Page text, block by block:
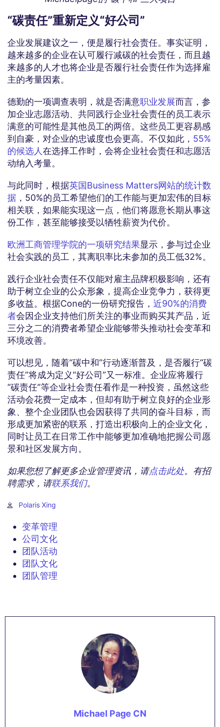
“碳责任”重新定义“好公司”
企业发展建议之一，便是履行社会责任。事实证明，
越来越多的企业在认可履行减碳的社会责任，而且越
来越多的人才也将企业是否履行社会责任作为选择雇
主的考量因素。
德勤的一项调查表明，就是否满意职业发展而言，参
加企业志愿活动、共同践行企业社会责任的员工表示
满意的可能性是其他员工的两倍。这些员工更容易感
到自豪，对企业的忠诚度也会更高。不仅如此， 55%
的候选人在选择工作时，会将企业社会责任和志愿活
动纳入考量。
与此同时，根据英国Business Matters网站的统计数
据 ，50%的员工希望他们的工作能与更加宏伟的目标
相关联，如果能实现这一点，他们将愿意长期从事这
份工作，甚至能够接受以牺牲薪资为代价。
欧洲工商管理学院的一项研究结果显示，参与过企业
社会实践的员工，其离职率比未参加的员工低32%。
践行企业社会责任不仅能对雇主品牌积极影响，还有
助于树立企业的公众形象，提高企业竞争力，获得更
多收益。根据Cone的一份研究报告， 近90%的消费
者会因企业支持他们所关注的事业而购买其产品，近
三分之二的消费者希望企业能够带头推动社会变革和
环境改善。
可以想见，随着“碳中和”行动逐渐普及，是否履行“碳
责任”将成为定义“好公司”又一标准。企业应将履行
“碳责任”等企业社会责任看作是一种投资，虽然这些
活动会花费一定成本，但却有助于树立良好的企业形
象、整个企业团队也会因获得了共同的奋斗目标，而
形成更加紧密的联系，打造出积极向上的企业文化，
同时让员工在日常工作中能够更加准确地把握公司愿
景和社区发展方向。
如果您想了解更多企业管理资讯，请点击此处。有招
聘需求，请联系我们。
Polaris Xing
变革管理
公司文化
团队活动
团队文化
团队管理
Michael Page CN